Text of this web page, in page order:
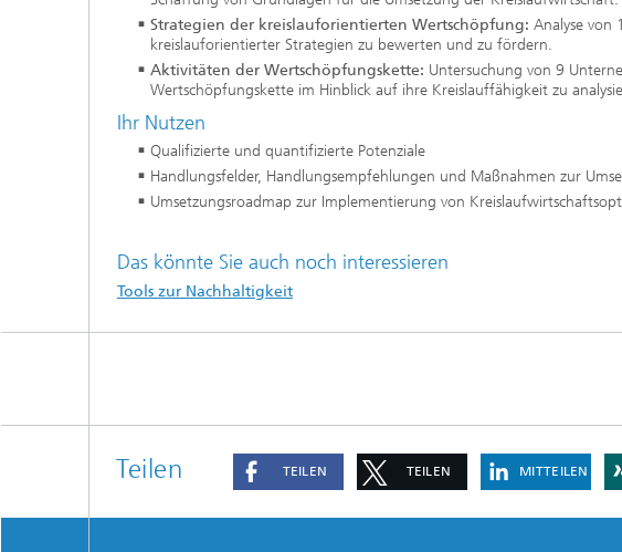
Strategien der kreislauforientierten Wertschöpfung: Analyse von
kreislauforientierter Strategien zu bewerten und zu fördern.
Aktivitäten der Wertschöpfungskette: Untersuchung von 9
Wertschöpfungskette im Hinblick auf ihre Kreislauffähigkeit zu
Ihr Nutzen
Qualifizierte und quantifizierte Potenziale
Handlungsfelder, Handlungsempfehlungen und Maßnahmen zur
Umsetzungsroadmap zur Implementierung von
Das könnte Sie auch noch interessieren
Tools zur Nachhaltigkeit
Teilen TEILEN TEILEN MITTEILEN